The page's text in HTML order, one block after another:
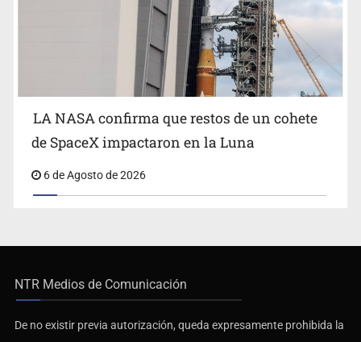
LA NASA confirma que restos de un cohete
de SpaceX impactaron en la Luna
6 de Agosto de 2026
NTR Medios de Comunicación
De no existir previa autorización, queda expresamente prohibida la